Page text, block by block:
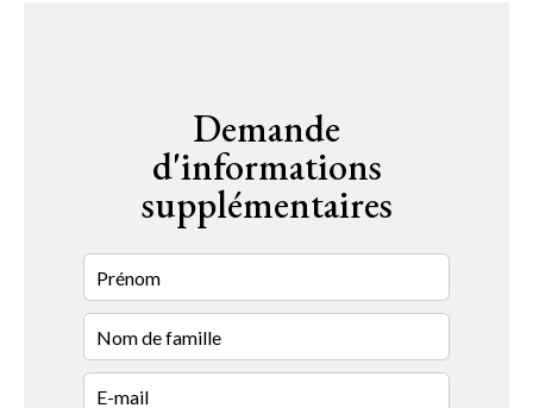
Demande
d'informations
supplémentaires